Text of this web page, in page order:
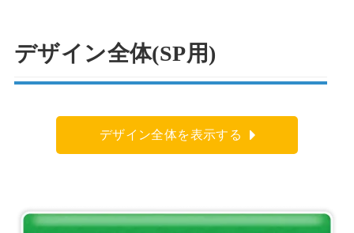
デザイン全体(SP用)
デザイン全体を表示する